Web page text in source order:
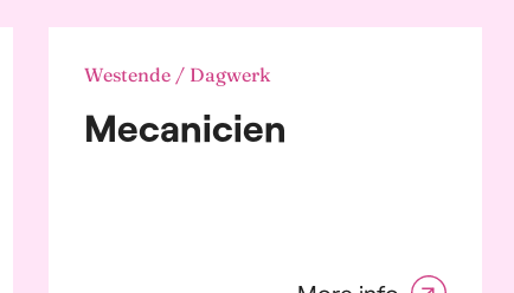
Transport,
Industry
Industry
Westende / Dagwerk
Mecanicien